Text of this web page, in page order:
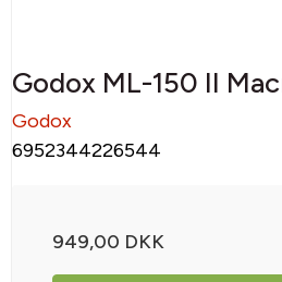
Godox ML-150 II
Godox
6952344226544
949,00 DKK